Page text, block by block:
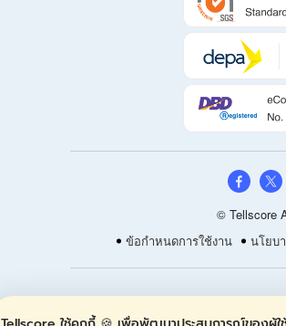
© Tellscore
ข้อกำหนดการใช้งาน
นโยบ